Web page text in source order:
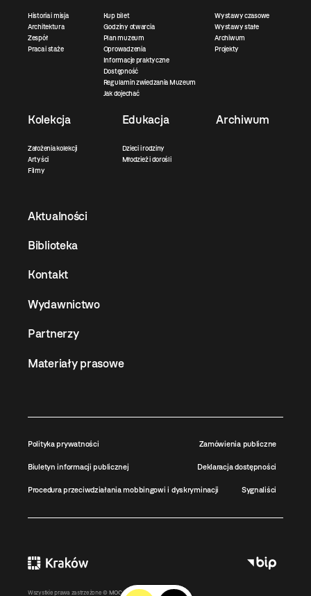
Historia i misja
Architektura
Zespół
Praca i staże
Kup bilet
Godziny otwarcia
Plan muzeum
Oprowadzenia
Informacje praktyczne
Dostępność
Regulamin zwiedzania Muzeum
Jak dojechać
Wystawy czasowe
Wystawy stałe
Archiwum
Projekty
Kolekcja
Założenia kolekcji
Artyści
Filmy
Edukacja
Dzieci i rodziny
Młodzież i dorośli
Archiwum
Aktualności
Biblioteka
Kontakt
Wydawnictwo
Partnerzy
Materiały prasowe
Polityka prywatności Zamówienia publiczne
Biuletyn informacji publicznej Deklaracja dostępności
Procedura przeciwdziałania mobbingowi i dyskryminacji Sygnaliści
Wszystkie prawa zastrzeżone © MOCAK2011-2026